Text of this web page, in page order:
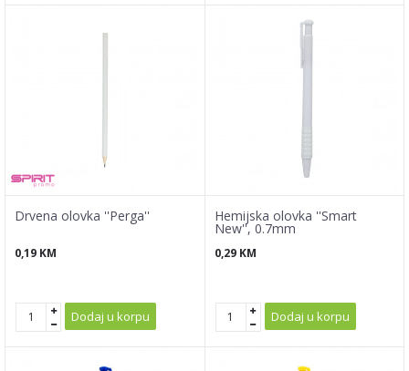
Drvena olovka ''Perga''
0,19 KM
Dodaj u korpu
Hemijska olovka ''Smart
New'', 0.7mm
0,29 KM
Dodaj u korpu